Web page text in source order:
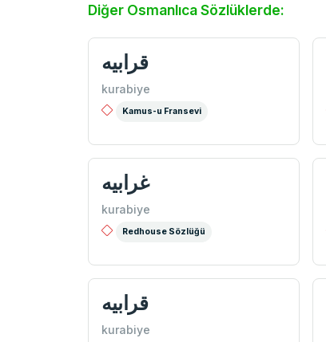
Diğer Osmanlıca Sözlüklerde:
قرابيه
kurabiye
Kamus-u Fransevi
غرابيه
kurabiye
Redhouse Sözlüğü
قرابيه
kurabiye